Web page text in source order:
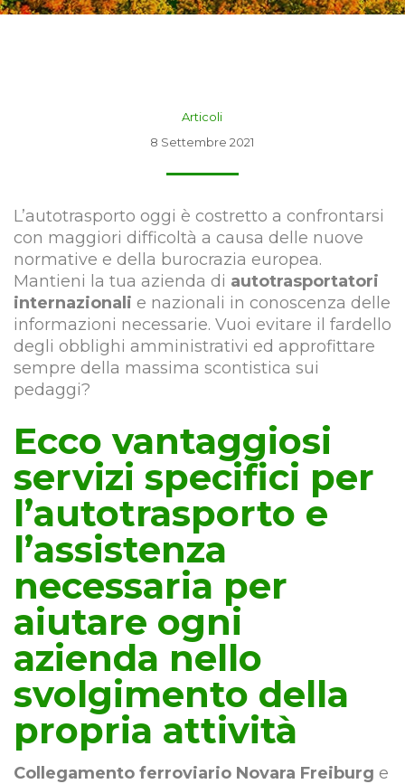
Articoli
8 Settembre 2021
L’autotrasporto oggi è costretto a confrontarsi
con maggiori difficoltà a causa delle nuove
normative e della burocrazia europea.
Mantieni la tua azienda di autotrasportatori
internazionali e nazionali in conoscenza delle
informazioni necessarie. Vuoi evitare il fardello
degli obblighi amministrativi ed approfittare
sempre della massima scontistica sui
pedaggi?
Ecco vantaggiosi
servizi specifici per
l’autotrasporto e
l’assistenza
necessaria per
aiutare ogni
azienda nello
svolgimento della
propria attività
Collegamento ferroviario Novara Freiburg e